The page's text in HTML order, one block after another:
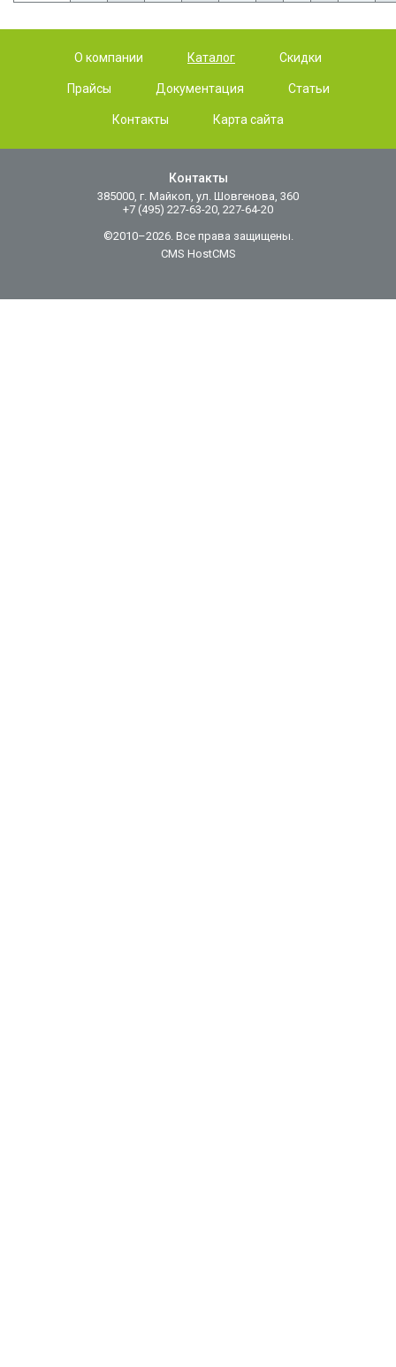
О компании Каталог Скидки
Прайсы Документация Статьи
Контакты Карта сайта
Контакты
385000, г. Майкоп, ул. Шовгенова, 360
+7 (495) 227-63-20, 227-64-20
©2010–2026. Все права защищены.
CMS HostCMS